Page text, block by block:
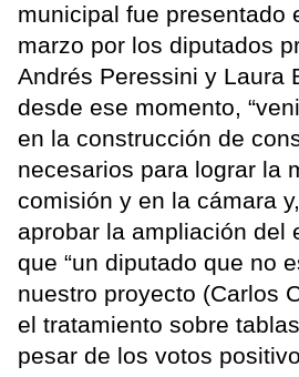
municipal fue presentado
marzo por los diputados
Andrés Peressini y Laura
desde ese momento,
en la construcción de
necesarios para lograr la
comisión y en la cámara
aprobar la ampliación del
que “un diputado que no
nuestro proyecto (Carlos
el tratamiento sobre
pesar de los votos